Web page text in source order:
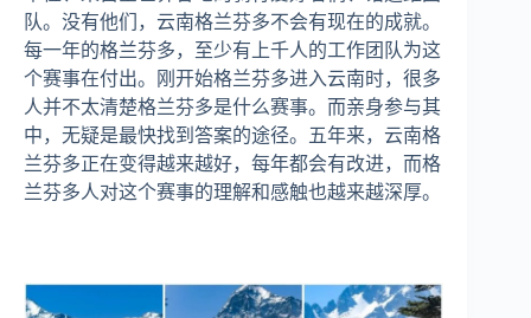
队。没有他们，云南格兰芬多不会有现在的成就。
每一年的格兰芬多，至少有上千人的工作团队为这
个赛事在付出。刚开始格兰芬多进入云南时，很多
人并不太清楚格兰芬多是什么赛事。而亲身参与其
中，无疑是最快找到答案的途径。五年来，云南格
兰芬多正在变得越来越好，每年都会有改进，而格
兰芬多人对这个赛事的理解和感触也越来越深厚。